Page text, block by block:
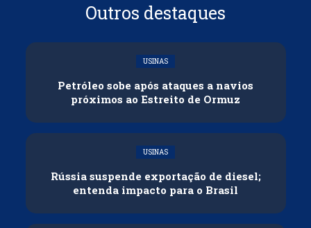
Outros destaques
USINAS
Petróleo sobe após ataques a navios
próximos ao Estreito de Ormuz
USINAS
Rússia suspende exportação de diesel;
entenda impacto para o Brasil